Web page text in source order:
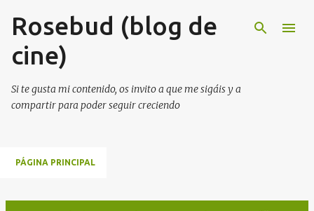
Ir al contenido principal
Rosebud (blog de
cine)
Si te gusta mi contenido, os invito a que me sigáis y a
compartir para poder seguir creciendo
PÁGINA PRINCIPAL